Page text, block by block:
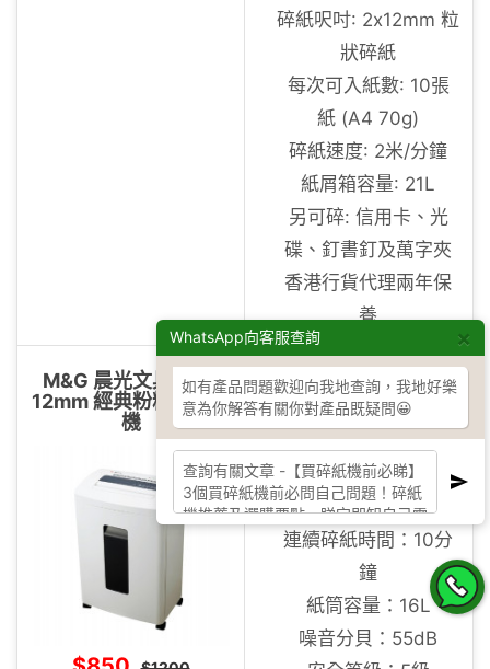
碎紙呎吋: 2x12mm 粒
狀碎紙
每次可入紙數: 10張
紙 (A4 70g)
碎紙速度: 2米/分鐘
紙屑箱容量: 21L
另可碎: 信用卡、光
碟、釘書釘及萬字夾
香港行貨代理兩年保
養
M&G 晨光文具 - 2 ×
12mm 經典粉粒狀碎紙
機
碎紙尺寸：2 x 12mm
每次碎紙量
(70gsm)：8張 (A4)
入口闊度：220mm
碎紙速度：2米/分鐘
連續碎紙時間：10分
鐘
紙筒容量：16L
噪音分貝：55dB
WhatsApp向客服查詢 ×
如有產品問題歡迎向我地查詢，我地好樂
意為你解答有關你對產品既疑問😀